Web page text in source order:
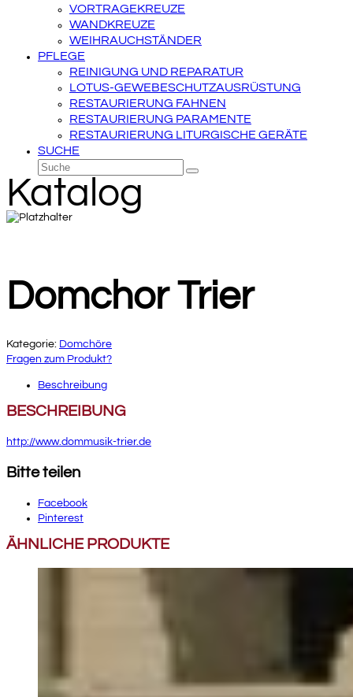
VORTRAGEKREUZE
WANDKREUZE
WEIHRAUCHSTÄNDER
PFLEGE
REINIGUNG UND REPARATUR
LOTUS-GEWEBESCHUTZAUSRÜSTUNG
RESTAURIERUNG FAHNEN
RESTAURIERUNG PARAMENTE
RESTAURIERUNG LITURGISCHE GERÄTE
SUCHE
Suche
Senden
Katalog
Domchor Trier
Kategorie: Domchöre
Fragen zum Produkt?
Beschreibung
BESCHREIBUNG
http://www.dommusik-trier.de
Bitte teilen
Facebook
Pinterest
ÄHNLICHE PRODUKTE